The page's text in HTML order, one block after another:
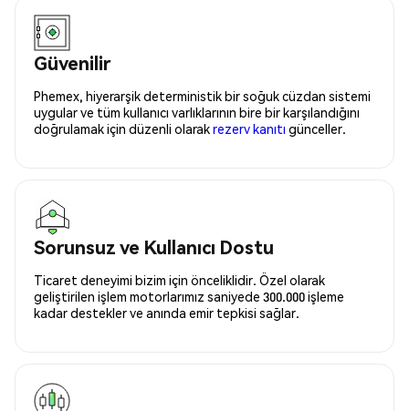
Güvenilir
Phemex, hiyerarşik deterministik bir soğuk cüzdan sistemi
uygular ve tüm kullanıcı varlıklarının bire bir karşılandığını
doğrulamak için düzenli olarakrezerv kanıtı günceller.
Sorunsuz ve Kullanıcı Dostu
Ticaret deneyimi bizim için önceliklidir. Özel olarak
geliştirilen işlem motorlarımız saniyede 300.000 işleme
kadar destekler ve anında emir tepkisi sağlar.